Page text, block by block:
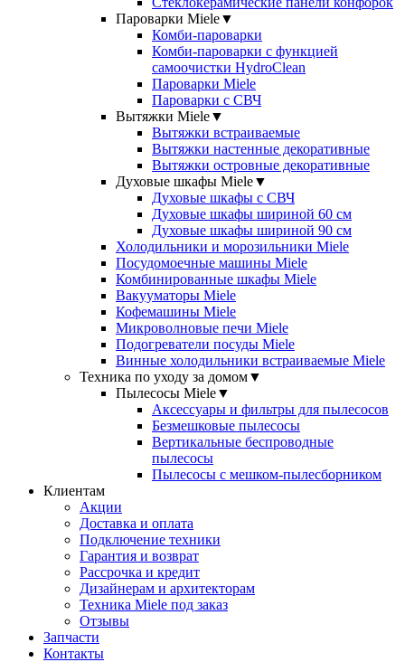
Пароварки Miele▼
Комби-пароварки
Комби-пароварки с функцией
самоочистки HydroClean
Пароварки Miele
Пароварки с СВЧ
Вытяжки Miele▼
Вытяжки встраиваемые
Вытяжки настенные декоративные
Вытяжки островные декоративные
Духовые шкафы Miele▼
Духовые шкафы с СВЧ
Духовые шкафы шириной 60 см
Духовые шкафы шириной 90 см
Холодильники и морозильники Miele
Посудомоечные машины Miele
Комбинированные шкафы Miele
Вакууматоры Miele
Кофемашины Miele
Микроволновые печи Miele
Подогреватели посуды Miele
Винные холодильники встраиваемые Miele
Техника по уходу за домом▼
Пылесосы Miele▼
Аксессуары и фильтры для пылесосов
Безмешковые пылесосы
Вертикальные беспроводные
пылесосы
Пылесосы с мешком-пылесборником
Клиентам
Акции
Доставка и оплата
Подключение техники
Гарантия и возврат
Рассрочка и кредит
Дизайнерам и архитекторам
Техника Miele под заказ
Отзывы
Запчасти
Контакты